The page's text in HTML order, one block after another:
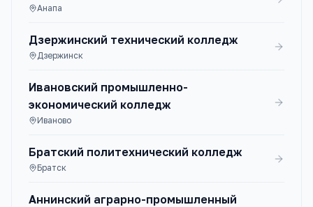
Анапа
Дзержинский технический колледж
Дзержинск
Ивановский промышленно-
экономический колледж
Иваново
Братский политехнический колледж
Братск
Аннинский аграрно-промышленный